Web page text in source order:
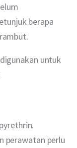
berapa
untuk
perawatan perlu